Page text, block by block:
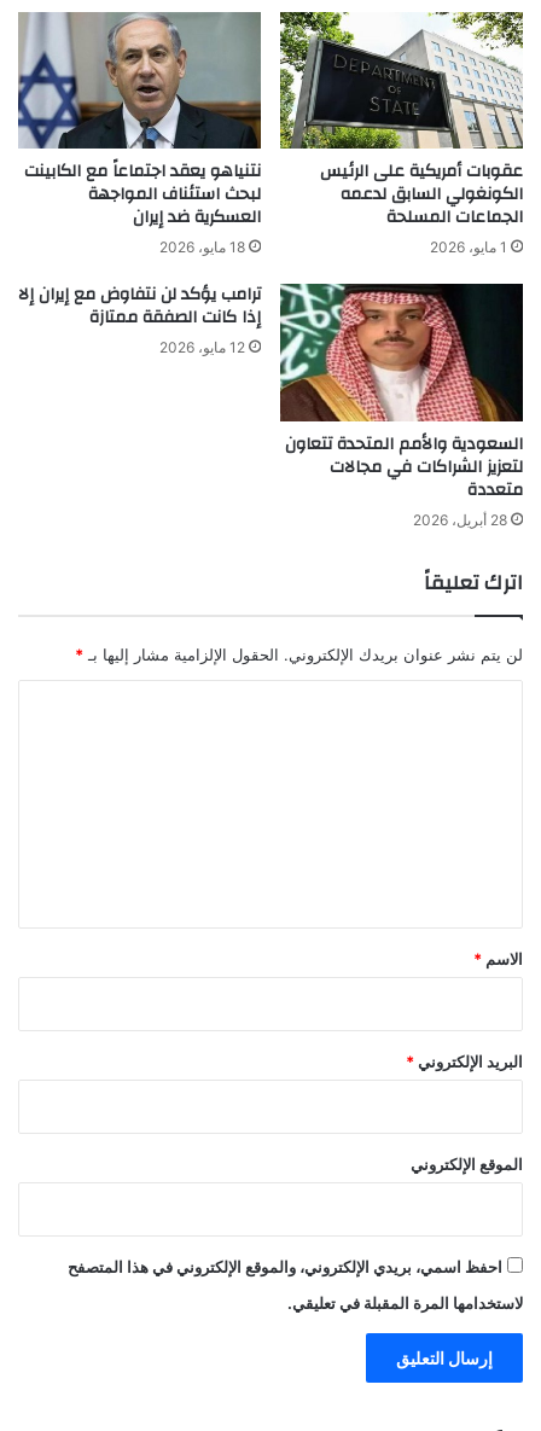
عقوبات أمريكية على الرئيس
الكونغولي السابق لدعمه
الجماعات المسلحة
1 مايو، 2026
نتنياهو يعقد اجتماعاً مع الكابينت
لبحث استئناف المواجهة
العسكرية ضد إيران
18 مايو، 2026
السعودية والأمم المتحدة تتعاون
لتعزيز الشراكات في مجالات
متعددة
28 أبريل، 2026
ترامب يؤكد لن نتفاوض مع إيران إلا
إذا كانت الصفقة ممتازة
12 مايو، 2026
اترك تعليقاً
لن يتم نشر عنوان بريدك الإلكتروني. الحقول الإلزامية مشار إليها بـ *
*
الاسم *
البريد الإلكتروني *
الموقع الإلكتروني
احفظ اسمي، بريدي الإلكتروني، والموقع الإلكتروني في هذا المتصفح
لاستخدامها المرة المقبلة في تعليقي.